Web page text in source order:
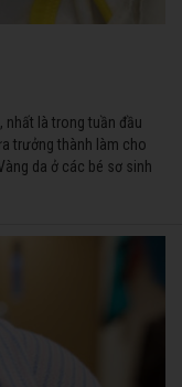
nhất là trong tuần đầu
trưởng thành làm cho
da ở các bé sơ sinh